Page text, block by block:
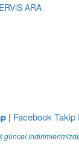
ARA
| Facebook Takip
güncel